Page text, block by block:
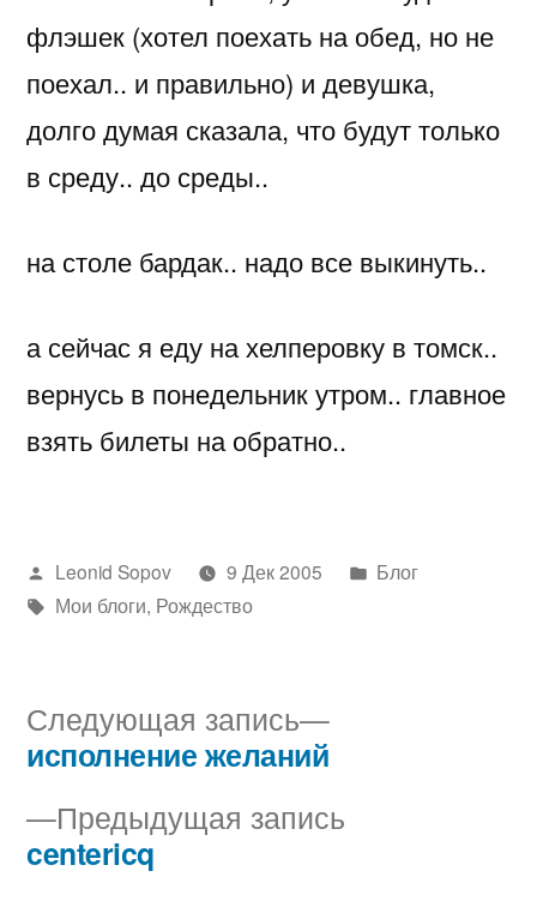
флэшек (хотел поехать на обед, но не
поехал.. и правильно) и девушка,
долго думая сказала, что будут только
в среду.. до среды..
на столе бардак.. надо все выкинуть..
а сейчас я еду на хелперовку в томск..
вернусь в понедельник утром.. главное
взять билеты на обратно..
Написано
автором
Leonid Sopov 9 Дек 2005
Написано
Блог
Метки:
Мои блоги, Рождество
Навигация
по
записям
Предыдущая запись
centericq
Следующая запись
Следующая
исполнение желаний